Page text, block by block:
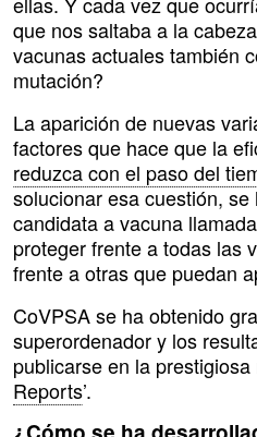
que nos saltaba a la
vacunas actuales también
mutación?
La aparición de nuevas
factores que hace que la
reduzca con el paso del
solucionar esa cuestión,
candidata a vacuna
proteger frente a todas las
frente a otras que puedan
CoVPSA se ha obtenido
superordenador y los
publicarse en la prestigiosa
Reports’.